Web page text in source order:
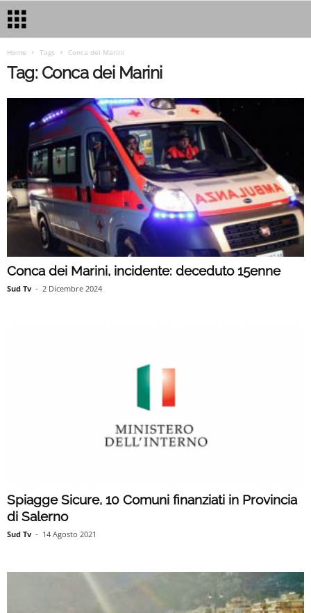
Home Tags Conca dei Marini
Tag: Conca dei Marini
Conca dei Marini, incidente: deceduto 15enne
Sud Tv - 2 Dicembre 2024
Spiagge Sicure, 10 Comuni finanziati in Provincia
di Salerno
Sud Tv - 14 Agosto 2021